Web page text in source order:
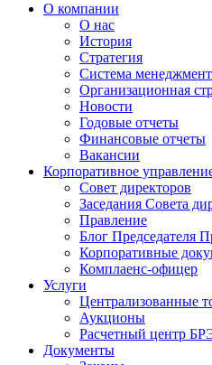
О компании
О нас
История
Стратегия
Система
Организационная
Новости
Годовые отчеты
Финансовые отчеты
Вакансии
Корпоративное
Совет директоров
Заседания Совета
Правление
Блог Председателя
Корпоративные
Комплаенс-офицер
Услуги
Централизованные
Аукционы
Расчетный центр
Документы